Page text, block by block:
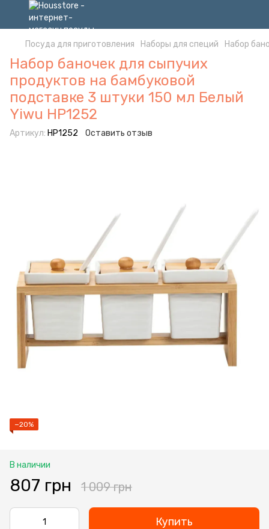
Посуда для приготовления Наборы для специй Набор
Набор баночек для сыпучих
продуктов на бамбуковой
подставке 3 штуки 150 мл Белый
Yiwu HP1252
Артикул: HP1252 Оставить отзыв
−20%
В наличии
807 грн 1 009 грн
Купить